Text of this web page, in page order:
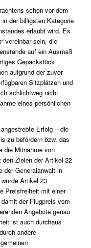
schon vor dem
der billigsten Kategorie
erlaubt wird. Es
“ vereinbar sein, die
auf ein Ausmaß
Gepäckstück
aufgrund der zuvor
Sitzplätzen und
schlichtweg nicht
eines persönlichen
Erfolg – die
zu befördern bzw. das
die Mitnahme von
Zielen der Artikel 22
der Generalanwalt in
Artikel 23
Preisfreiheit mit einer
der Flugpreis vom
Angebote genau
ist auch durchaus
andere